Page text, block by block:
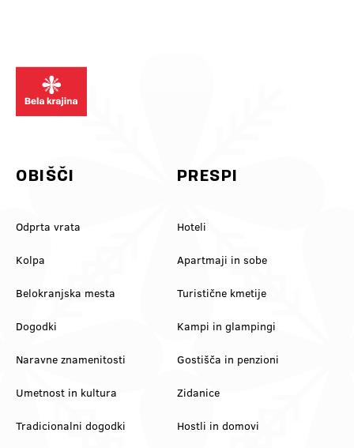
rdeče 🍷 al belo 🥂? Označi še
ekipo, s kom prideš 👇
#VinskaVigred #BelaKrajina
To so tvoji pomladni pogledi v Beli
krajini! Pusti skrbi na avtocesti in
se pridi zregulirat k nam! 💚
#belakrajina
#belakrajinagreendestination
#ifeelslovenia #kolpariver
OBIŠČI
Odprta vrata
Kolpa
Belokranjska mesta
Dogodki
Naravne znamenitosti
Umetnost in kultura
Tradicionalni dogodki
PRESPI
Hoteli
Apartmaji in sobe
Turistične kmetije
Kampi in glampingi
Gostišča in penzioni
Zidanice
Hostli in domovi